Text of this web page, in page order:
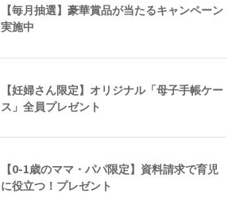
【毎月抽選】豪華賞品が当たるキャンペーン
実施中
【妊婦さん限定】オリジナル「母子手帳ケー
ス」全員プレゼント
【0-1歳のママ・パパ限定】資料請求で育児
に役立つ！プレゼント